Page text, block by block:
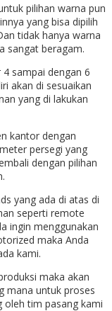
pilihan warna pun
yang bisa dipilih
tidak hanya warna
sangat beragam.
sampai dengan 6
akan di sesuaikan
yang di lakukan
kantor dengan
persegi yang
dengan pilihan
yang ada di atas di
seperti remote
ingin menggunakan
maka Anda
kami.
maka akan
mana untuk proses
oleh tim pasang kami